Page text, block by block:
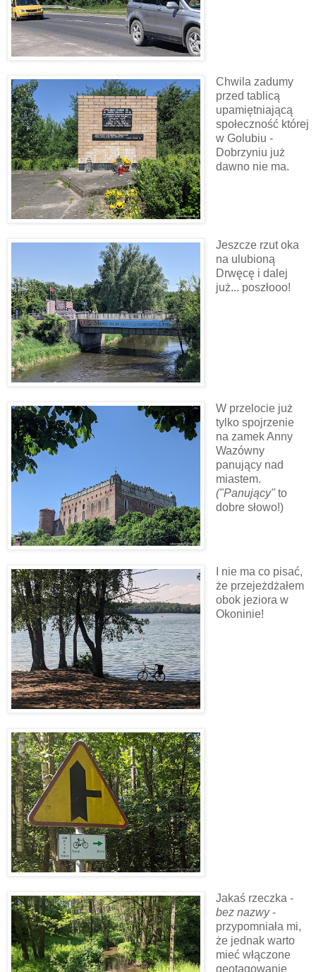
Chwila zadumy
przed tablicą
upamiętniającą
społeczność której
w Golubiu -
Dobrzyniu już
dawno nie ma.
Jeszcze rzut oka
na ulubioną
Drwęcę i dalej
już... poszłooo!
W przelocie już
tylko spojrzenie
na zamek Anny
Wazówny
panujący nad
miastem.
("Panujący"to
dobre słowo!)
I nie ma co pisać,
że przejeżdżałem
obok jeziora w
Okoninie!
Jakaś rzeczka -
bez nazwy-
przypomniała mi,
że jednak warto
mieć włączone
geotagowanie